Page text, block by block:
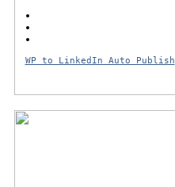
WP to LinkedIn Auto Publish